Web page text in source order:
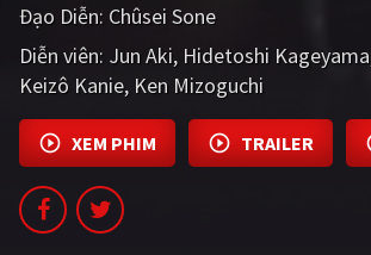
TUYỂN TẬP PHIM
BLOG
Đạo Diễn: Chûsei Sone
Diễn viên: Jun Aki Hidetoshi Kageyama
Keizô Kanie Ken Mizoguchi
XEM PHIM TRAILER